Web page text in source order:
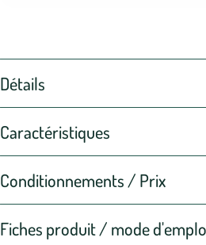
Détails
Caractéristiques
Conditionnements / Prix
Fiches produit / mode